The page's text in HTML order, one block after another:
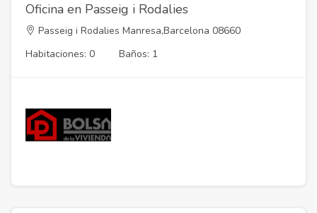
Oficina en Passeig i Rodalies
Passeig i Rodalies Manresa,Barcelona 08660
Habitaciones: 0
Baños: 1